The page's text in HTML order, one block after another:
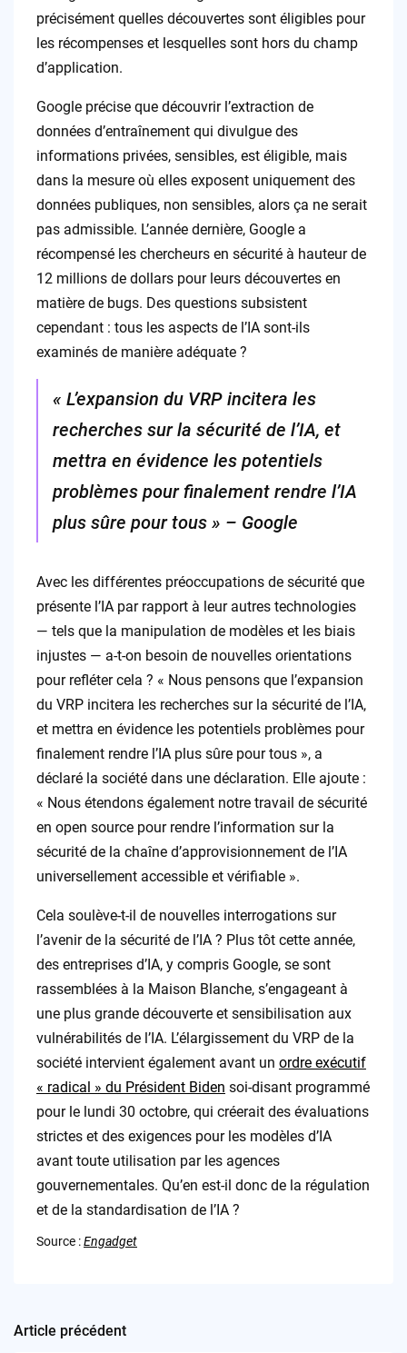
précisément quelles découvertes sont éligibles pour
les récompenses et lesquelles sont hors du champ
d’application.
Google précise que découvrir l’extraction de
données d’entraînement qui divulgue des
informations privées, sensibles, est éligible, mais
dans la mesure où elles exposent uniquement des
données publiques, non sensibles, alors ça ne serait
pas admissible. L’année dernière, Google a
récompensé les chercheurs en sécurité à hauteur de
12 millions de dollars pour leurs découvertes en
matière de bugs. Des questions subsistent
cependant : tous les aspects de l’IA sont-ils
examinés de manière adéquate ?
« L’expansion du VRP incitera les
recherches sur la sécurité de l’IA, et
mettra en évidence les potentiels
problèmes pour finalement rendre l’IA
plus sûre pour tous » – Google
Avec les différentes préoccupations de sécurité que
présente l’IA par rapport à leur autres technologies
— tels que la manipulation de modèles et les biais
injustes — a-t-on besoin de nouvelles orientations
pour refléter cela ? « Nous pensons que l’expansion
du VRP incitera les recherches sur la sécurité de l’IA,
et mettra en évidence les potentiels problèmes pour
finalement rendre l’IA plus sûre pour tous », a
déclaré la société dans une déclaration. Elle ajoute :
« Nous étendons également notre travail de sécurité
en open source pour rendre l’information sur la
sécurité de la chaîne d’approvisionnement de l’IA
universellement accessible et vérifiable ».
Cela soulève-t-il de nouvelles interrogations sur
l’avenir de la sécurité de l’IA ? Plus tôt cette année,
des entreprises d’IA, y compris Google, se sont
rassemblées à la Maison Blanche, s’engageant à
une plus grande découverte et sensibilisation aux
vulnérabilités de l’IA. L’élargissement du VRP de la
société intervient également avant un ordre exécutif
« radical » du Président Biden soi-disant programmé
pour le lundi 30 octobre, qui créerait des évaluations
strictes et des exigences pour les modèles d’IA
avant toute utilisation par les agences
gouvernementales. Qu’en est-il donc de la régulation
et de la standardisation de l’IA ?
Source :Engadget
Post
Article précédent